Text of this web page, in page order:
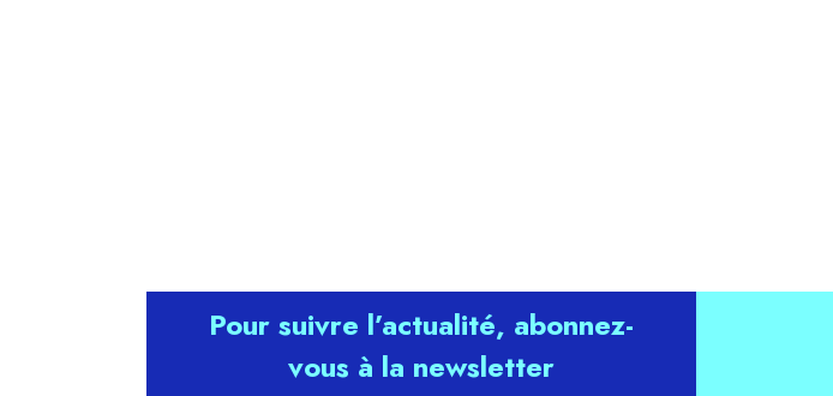
Pour suivre l’actualité, abonnez-
vous à la newsletter